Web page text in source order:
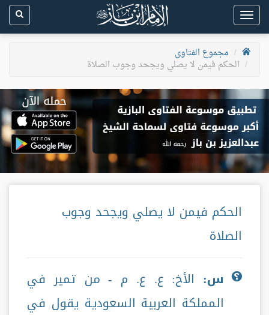
Toggle
navigation
مجموع الفتاوى
الحكم فيمن لا يصلي ويجحد وجوب الصلاة
الحكم فيمن لا يصلي ويجحد وجوب
الصلاة
س: الأخ: ع. ع. م - من تمير في
المملكة العربية السعودية يقول في